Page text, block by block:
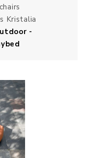
Kristalia
-